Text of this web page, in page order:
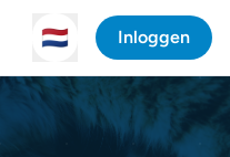
🇳🇱 Inloggen